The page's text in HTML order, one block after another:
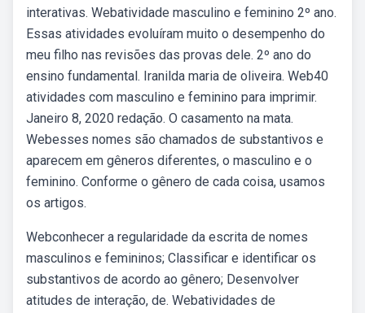
interativas. Webatividade masculino e feminino 2º ano.
Essas atividades evoluíram muito o desempenho do
meu filho nas revisões das provas dele. 2º ano do
ensino fundamental. Iranilda maria de oliveira. Web40
atividades com masculino e feminino para imprimir.
Janeiro 8, 2020 redação. O casamento na mata.
Webesses nomes são chamados de substantivos e
aparecem em gêneros diferentes, o masculino e o
feminino. Conforme o gênero de cada coisa, usamos
os artigos.
Webconhecer a regularidade da escrita de nomes
masculinos e femininos; Classificar e identificar os
substantivos de acordo ao gênero; Desenvolver
atitudes de interação, de. Webatividades de